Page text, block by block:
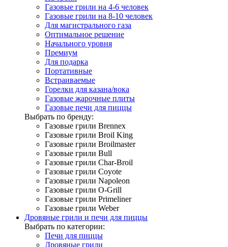
Газовые грили на 4-6 человек
Газовые грили на 8-10 человек
Для магистрального газа
Оптимальное решение
Начального уровня
Премиум
Для подарка
Портативные
Встраиваемые
Горелки для казана/вока
Газовые жарочные плиты
Газовые печи для пиццы
Выбрать по бренду:
Газовые грили Brennex
Газовые грили Broil King
Газовые грили Broilmaster
Газовые грили Bull
Газовые грили Char-Broil
Газовые грили Coyote
Газовые грили Napoleon
Газовые грили O-Grill
Газовые грили Primeliner
Газовые грили Weber
Дровяные грили и печи для пиццы
Выбрать по категории:
Печи для пиццы
Дровяные грили